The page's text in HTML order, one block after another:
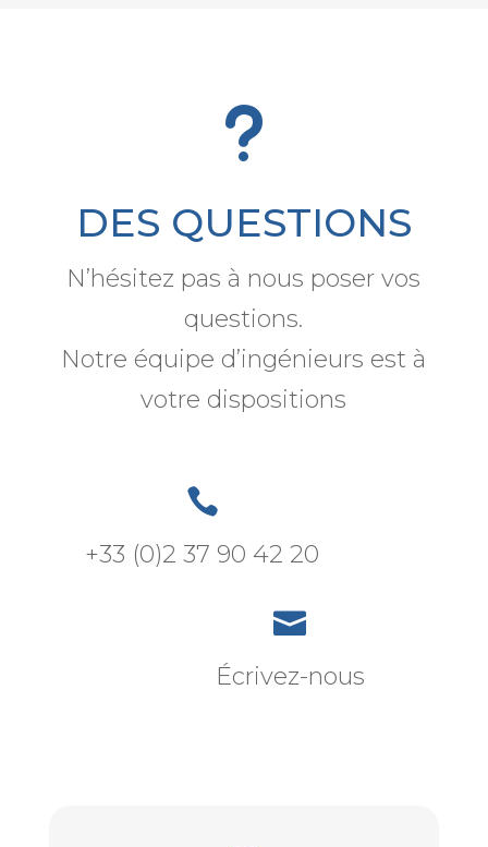
u
DES QUESTIONS
N’hésitez pas à nous poser vos
questions.
Notre équipe d’ingénieurs est à
votre dispositions

+33 (0)2 37 90 42 20

Écrivez-nous